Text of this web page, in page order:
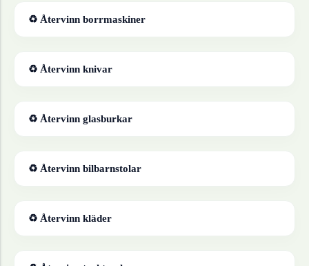
♻ Återvinn borrmaskiner
♻ Återvinn knivar
♻ Återvinn glasburkar
♻ Återvinn bilbarnstolar
♻ Återvinn kläder